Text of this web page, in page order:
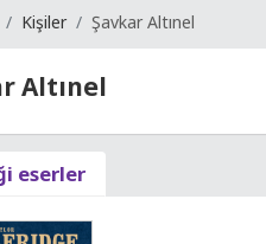
Kişiler Şavkar Altınel
Altınel
eserler